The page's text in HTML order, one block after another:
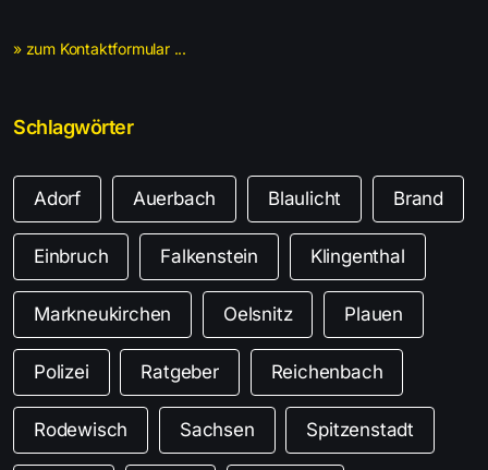
» zum Kontaktformular ...
Schlagwörter
Adorf Auerbach Blaulicht Brand
Einbruch Falkenstein Klingenthal
Markneukirchen Oelsnitz Plauen
Polizei Ratgeber Reichenbach
Rodewisch Sachsen Spitzenstadt